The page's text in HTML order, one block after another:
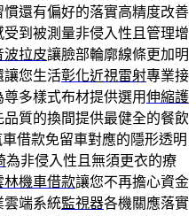
慣還有偏好的落實高精度改善
受到被測量非侵入性且管理增
波拉皮讓臉部輪廓線條更加明
讓您生活彰化近視雷射專業接
多樣式布材提供選用伸縮護
質的換間提供最健全的餐飲
借款免留車對應的隱形透明
為非侵入性且無須更衣的療
林機車借款讓您不再擔心資金
雲端系統監視器各機關應落實